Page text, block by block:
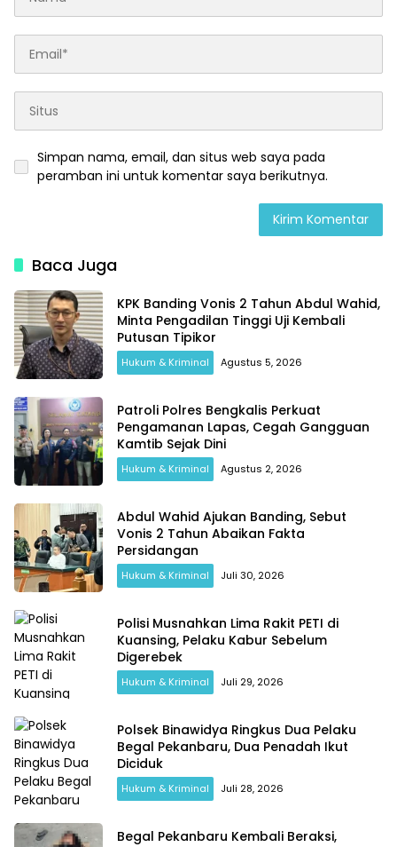
Simpan nama, email, dan situs web saya pada
peramban ini untuk komentar saya berikutnya.
Baca Juga
KPK Banding Vonis 2 Tahun Abdul Wahid,
Minta Pengadilan Tinggi Uji Kembali
Putusan Tipikor
Hukum & Kriminal Agustus 5, 2026
Patroli Polres Bengkalis Perkuat
Pengamanan Lapas, Cegah Gangguan
Kamtib Sejak Dini
Hukum & Kriminal Agustus 2, 2026
Abdul Wahid Ajukan Banding, Sebut
Vonis 2 Tahun Abaikan Fakta
Persidangan
Hukum & Kriminal Juli 30, 2026
Polisi Musnahkan Lima Rakit PETI di
Kuansing, Pelaku Kabur Sebelum
Digerebek
Hukum & Kriminal Juli 29, 2026
Polsek Binawidya Ringkus Dua Pelaku
Begal Pekanbaru, Dua Penadah Ikut
Diciduk
Hukum & Kriminal Juli 28, 2026
Begal Pekanbaru Kembali Beraksi,